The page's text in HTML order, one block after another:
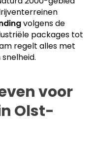
volgens de
packages tot
regelt alles met
voor
Olst-